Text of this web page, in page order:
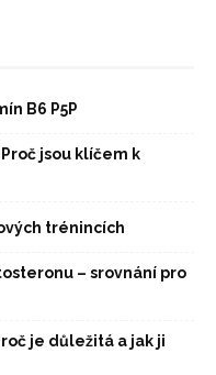
B6 P5P
jsou klíčem k
trénincích
– srovnání pro
je důležitá a jak ji